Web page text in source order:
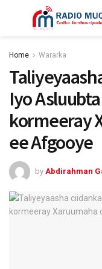
Home Wararka
Iyo
kormeeray
ee Afgooye
by Abdirahman